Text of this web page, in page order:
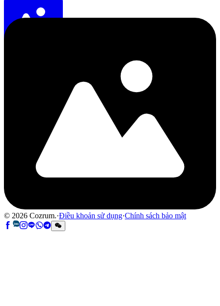
© 2026 Cozrum.·Điều khoản sử dụng·Chính sách bảo mật